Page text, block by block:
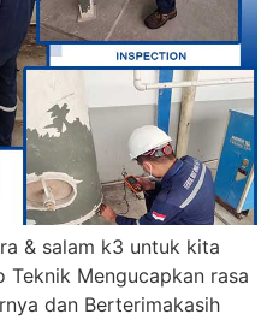
& salam k3 untuk kita
Teknik Mengucapkan rasa
dan Berterimakasih